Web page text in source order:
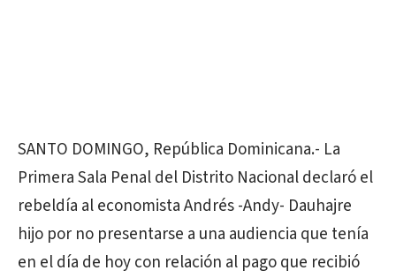
SANTO DOMINGO, República Dominicana.- La
Primera Sala Penal del Distrito Nacional declaró el
rebeldía al economista Andrés -Andy- Dauhajre
hijo por no presentarse a una audiencia que tenía
en el día de hoy con relación al pago que recibió